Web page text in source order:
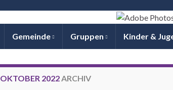
Gemeinde Gruppen Kinder &
OKTOBER 2022ARCHIV